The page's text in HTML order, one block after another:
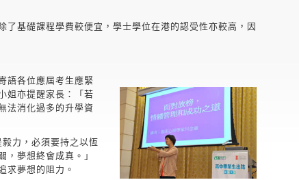
基礎課程學費較便宜，學士學位在港的認受性亦較高，因
語各位應屆考生應緊
姐亦提醒家長：「若
法消化過多的升學資
力，必須要持之以恆
夢想終會成真。」
求夢想的阻力。